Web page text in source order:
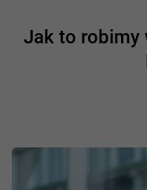
Jak to robimy